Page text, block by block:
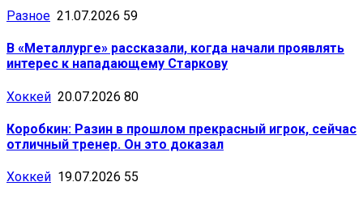
Разное 21.07.2026 59
В «Металлурге» рассказали, когда начали проявлять
интерес к нападающему Старкову
Хоккей 20.07.2026 80
Коробкин: Разин в прошлом прекрасный игрок, сейчас
отличный тренер. Он это доказал
Хоккей 19.07.2026 55